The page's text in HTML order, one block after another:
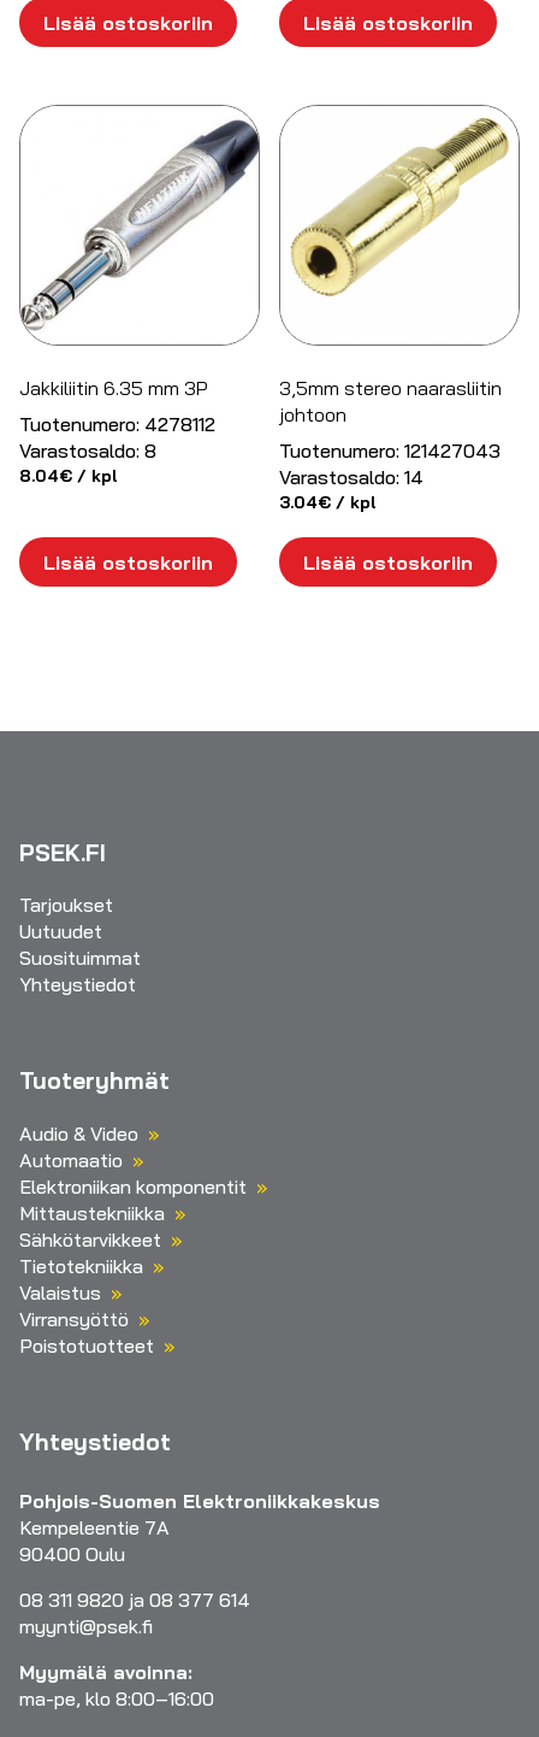
Lisää ostoskoriin Lisää ostoskoriin
Jakkiliitin 6.35 mm 3P
Tuotenumero: 4278112
Varastosaldo: 8
8.04€ / kpl
Lisää ostoskoriin
3,5mm stereo naarasliitin
johtoon
Tuotenumero: 121427043
Varastosaldo: 14
3.04€ / kpl
Lisää ostoskoriin
PSEK.FI
Tarjoukset
Uutuudet
Suosituimmat
Yhteystiedot
Tuoteryhmät
Audio & Video
Automaatio
Elektroniikan komponentit
Mittaustekniikka
Sähkötarvikkeet
Tietotekniikka
Valaistus
Virransyöttö
Poistotuotteet
Yhteystiedot
Pohjois-Suomen Elektroniikkakeskus
Kempeleentie 7A
90400 Oulu
08 311 9820 ja 08 377 614
myynti@psek.fi
Myymälä avoinna:
ma-pe, klo 8:00–16:00